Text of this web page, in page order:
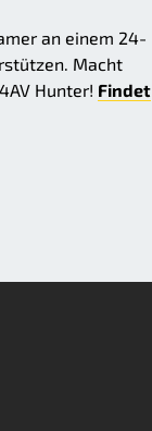
an einem 24-
Macht
Hunter! Findet